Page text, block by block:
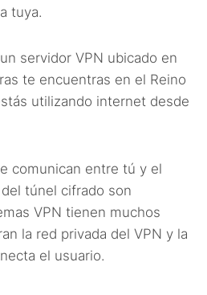
tuya.
servidor VPN ubicado en
te encuentras en el Reino
utilizando internet desde
comunican entre tú y el
túnel cifrado son
VPN tienen muchos
la red privada del VPN y la
el usuario.